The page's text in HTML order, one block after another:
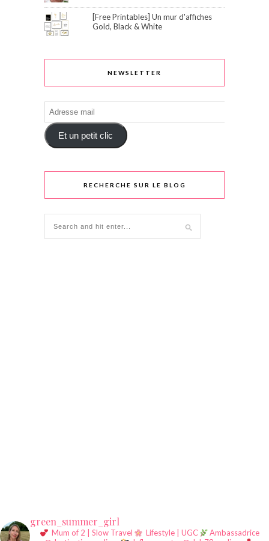
[Free Printables] Un mur d'affiches
Gold, Black & White
NEWSLETTER
Adresse
mail
Et un petit clic
RECHERCHE SUR LE BLOG
green_summer_girl
Mum of 2 | Slow Travel Lifestyle | UGC
Ambassadrice